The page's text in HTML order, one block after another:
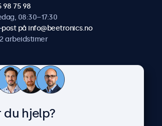
98 75 98
08:30–17:30
post på info@beetronics.no
arbeidstimer
Om Beetronics
du hjelp?